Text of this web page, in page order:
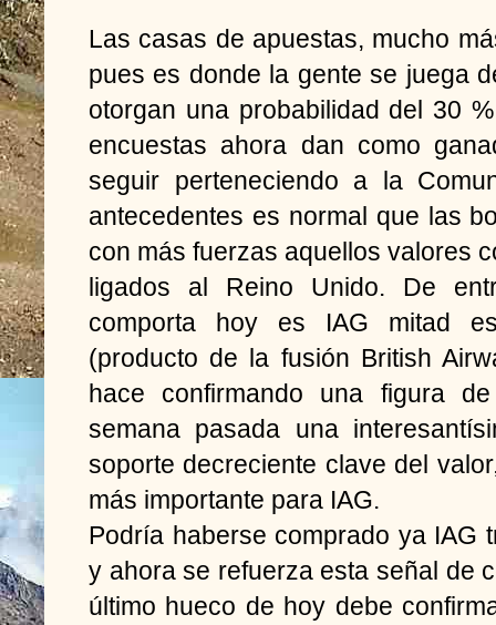
Las casas de apuestas, mucho
pues es donde la gente se juega
otorgan una probabilidad del 30
encuestas ahora dan como
seguir perteneciendo a la
antecedentes es normal que las
con más fuerzas aquellos valores
ligados al Reino Unido. De
comporta hoy es IAG mitad
(producto de la fusión British
hace confirmando una figura
semana pasada una
soporte decreciente clave del
más importante para IAG.
Podría haberse comprado ya IAG
y ahora se refuerza esta señal de
último hueco de hoy debe